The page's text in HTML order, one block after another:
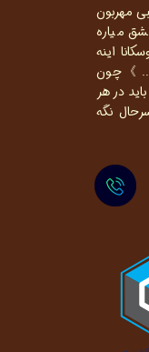
مهربون
میاره
اینه
》چون
در هر
نگه